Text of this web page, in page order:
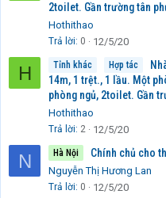
2toilet. Gần trường tân
Hothithao
Trả lời 0 12/5/20
H Tỉnh khác Hợp tác
14m, 1 trệt., 1 lầu. Một
phòng ngủ, 2toilet. Gần
Hothithao
Trả lời 2 12/5/20
N Hà Nội Chính chủ cho
Nguyễn Thị Hương Lan
Trả lời 0 12/5/20